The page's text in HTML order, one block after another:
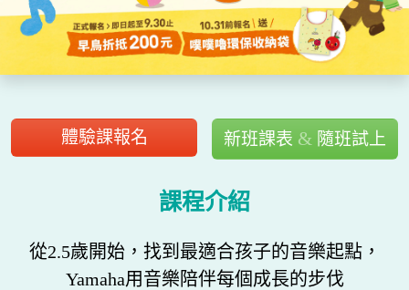
體驗課報名 新班課表 & 隨班試上
課程介紹
從2.5歲開始，找到最適合孩子的音樂起點，
Yamaha用音樂陪伴每個成長的步伐